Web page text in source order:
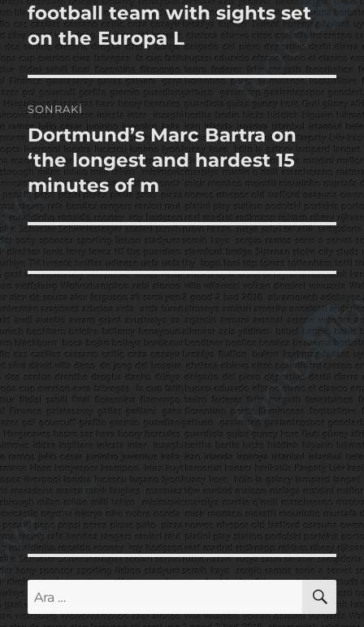
yazı:
football team with sights set
on the Europa L
SONRAKI
Sonraki
yazı:
Dortmund’s Marc Bartra on
‘the longest and hardest 15
minutes of m
Ara: